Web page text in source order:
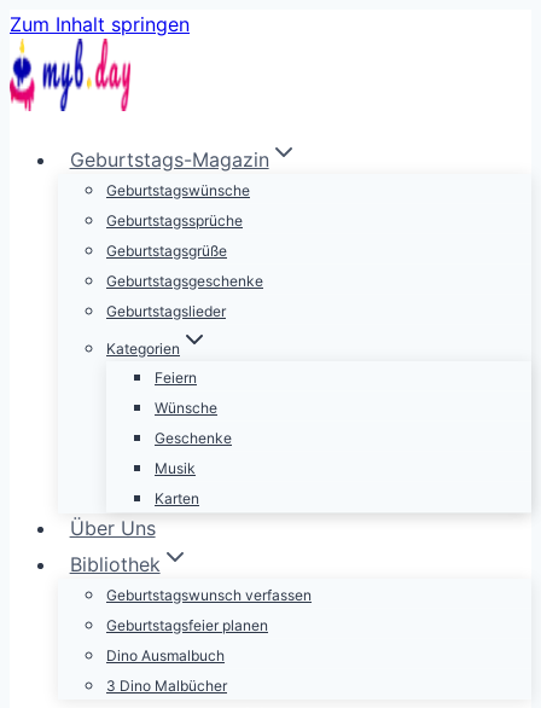
Zum Inhalt springen
Geburtstags-Magazin
Geburtstagswünsche
Geburtstagssprüche
Geburtstagsgrüße
Geburtstagsgeschenke
Geburtstagslieder
Kategorien
Feiern
Wünsche
Geschenke
Musik
Karten
Über Uns
Bibliothek
Geburtstagswunsch verfassen
Geburtstagsfeier planen
Dino Ausmalbuch
3 Dino Malbücher